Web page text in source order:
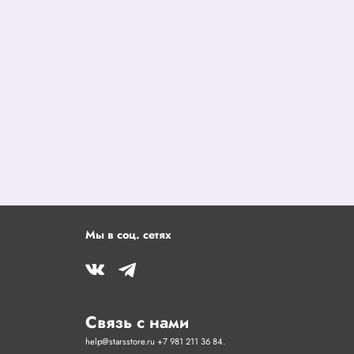
Мы в соц. сетях
Связь с нами
help@starsstore.ru +7 981 211 36 84.